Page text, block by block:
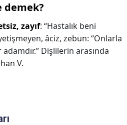
demek?
zayıf: “Hastalık beni
âciz, zebun: “Onlarla
Dişlilerin arasında
V.